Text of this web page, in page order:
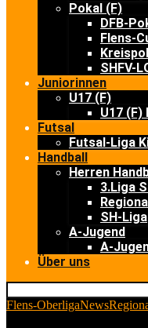
Pokal (F)
DFB-
Flens-
SHFV-
Juniorinnen
U17 (F)
U17 (F)
Futsal
Futsal-Liga
Handball
Herren
3.Liga
SH-Liga
A-Jugend
A-
Über uns
Flens-OberligaNews